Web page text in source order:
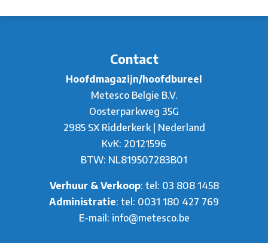
Contact
Hoofdmagazijn/hoofdbureel
Metesco Belgie B.V.
Oosterparkweg 35G
2985 SX Ridderkerk | Nederland
KvK: 20121596
BTW: NL819507283B01
Verhuur & Verkoop: tel: 03 808 1458
Administratie: tel: 0031 180 427 769
E-mail: info@metesco.be